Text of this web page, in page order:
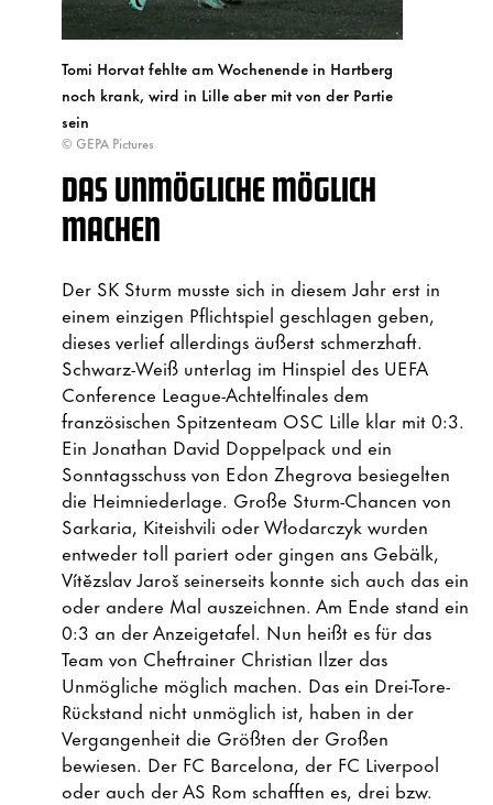
Tomi Horvat fehlte am Wochenende in Hartberg
noch krank, wird in Lille aber mit von der Partie
sein
© GEPA Pictures
DAS UNMÖGLICHE MÖGLICH
MACHEN
Der SK Sturm musste sich in diesem Jahr erst in
einem einzigen Pflichtspiel geschlagen geben,
dieses verlief allerdings äußerst schmerzhaft.
Schwarz-Weiß unterlag im Hinspiel des UEFA
Conference League-Achtelfinales dem
französischen Spitzenteam OSC Lille klar mit 0:3.
Ein Jonathan David Doppelpack und ein
Sonntagsschuss von Edon Zhegrova besiegelten
die Heimniederlage. Große Sturm-Chancen von
Sarkaria, Kiteishvili oder Włodarczyk wurden
entweder toll pariert oder gingen ans Gebälk,
Vítězslav Jaroš seinerseits konnte sich auch das ein
oder andere Mal auszeichnen. Am Ende stand ein
0:3 an der Anzeigetafel. Nun heißt es für das
Team von Cheftrainer Christian Ilzer das
Unmögliche möglich machen. Das ein Drei-Tore-
Rückstand nicht unmöglich ist, haben in der
Vergangenheit die Größten der Großen
bewiesen. Der FC Barcelona, der FC Liverpool
oder auch der AS Rom schafften es, drei bzw.